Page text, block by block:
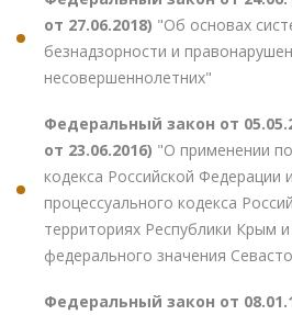
от 27.06.2018) "Об основах
безнадзорности и
несовершеннолетних"
Федеральный закон от
от 23.06.2016) "О применении
кодекса Российской Федерации
процессуального кодекса
территориях Республики Крым
федерального значения
Федеральный закон от